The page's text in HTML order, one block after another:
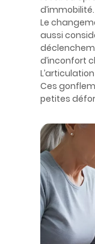
d’immobilité.
Le
aussi
d’inconfort
Ces
petites